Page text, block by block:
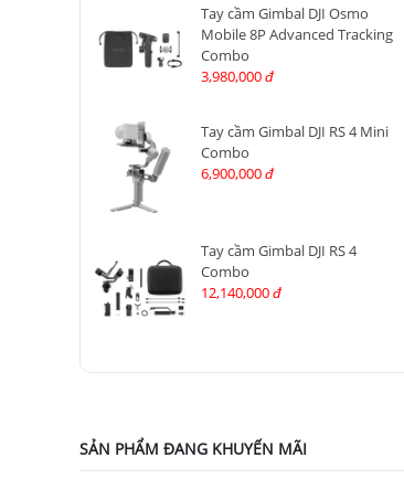
Tay cầm Gimbal DJI Osmo
Mobile 8P Advanced Tracking
Combo
3,980,000 đ
Tay cầm Gimbal DJI RS 4 Mini
Combo
6,900,000 đ
Tay cầm Gimbal DJI RS 4
Combo
12,140,000 đ
SẢN PHẨM ĐANG KHUYẾN MÃI